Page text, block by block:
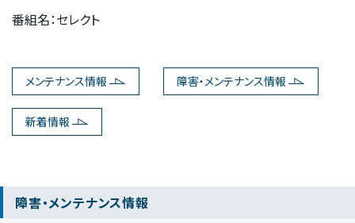
番組名：セレクト
メンテナンス情報 障害・メンテナンス情報
新着情報
障害・メンテナンス情報